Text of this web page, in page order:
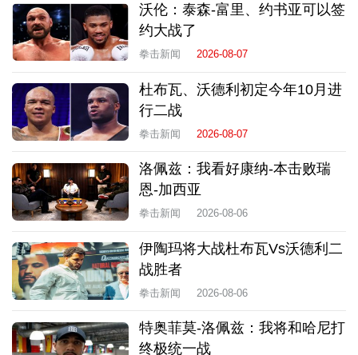
沃伦：泰森-富里、约书亚可以签
约大战了
拳击新闻 2026-08-07
杜布瓦、沃德利初定今年10月进
行二战
拳击新闻 2026-08-07
洛佩兹：我看好康纳-本击败瑞
恩-加西亚
拳击新闻 2026-08-06
伊陶玛将大战杜布瓦Vs沃德利二
战胜者
拳击新闻 2026-08-06
特奥菲莫-洛佩兹：我将和哈尼打
终极统一战